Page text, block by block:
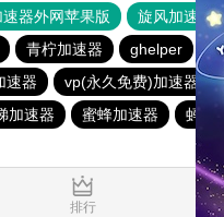
器外网苹果版 旋风加速度器
青柠加速器 ghelper
速器 vp(永久免费)加速器
加速器 蜜蜂加速器 蚂蚁
排行